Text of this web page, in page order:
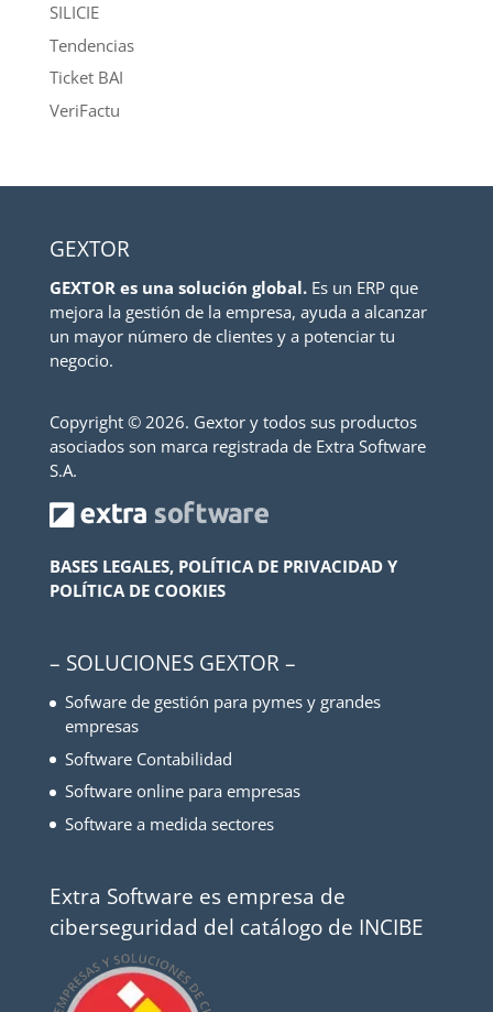
SILICIE
Tendencias
Ticket BAI
VeriFactu
GEXTOR
GEXTOR es una solución global.Es un ERP que
mejora la gestión de la empresa, ayuda a alcanzar
un mayor número de clientes y a potenciar tu
negocio.
Copyright © 2026. Gextor y todos sus productos
asociados son marca registrada de Extra Software
S.A.
BASES LEGALES, POLÍTICA DE PRIVACIDAD Y
POLÍTICA DE COOKIES
– SOLUCIONES GEXTOR –
Sofware de gestión para pymes y grandes
empresas
Software Contabilidad
Software online para empresas
Software a medida sectores
Extra Software es empresa de
ciberseguridad del catálogo de INCIBE